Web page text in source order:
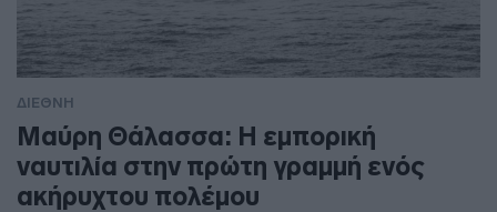
ΔΙΕΘΝΗ
Μαύρη Θάλασσα: Η εμπορική
ναυτιλία στην πρώτη γραμμή ενός
ακήρυχτου πολέμου